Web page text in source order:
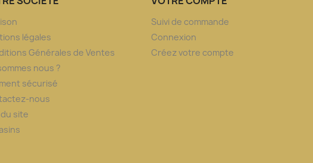
légales
Générales de Ventes
nous ?
sécurisé
nous
site
Suivi de commande
Connexion
Créez votre compte